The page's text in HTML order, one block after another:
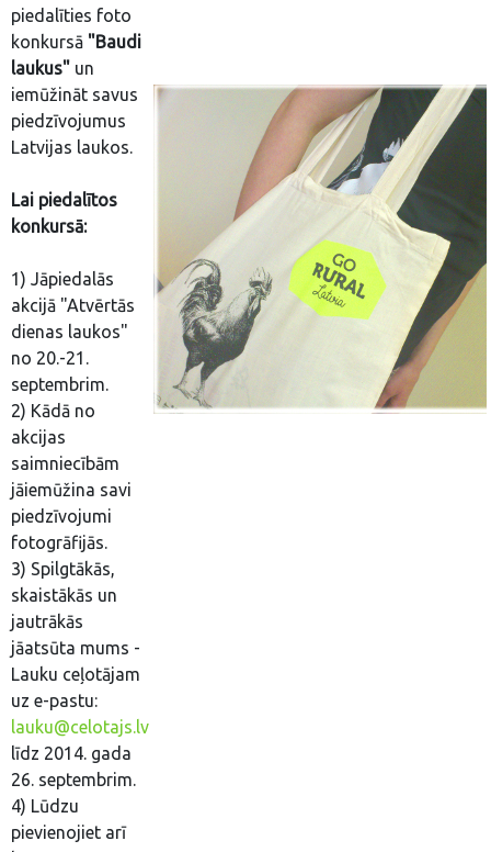
piedalīties foto
konkursā "Baudi
laukus" un
iemūžināt savus
piedzīvojumus
Latvijas laukos.
Lai piedalītos
konkursā:
1) Jāpiedalās
akcijā "Atvērtās
dienas laukos"
no 20.-21.
septembrim.
2) Kādā no
akcijas
saimniecībām
jāiemūžina savi
piedzīvojumi
fotogrāfijās.
3) Spilgtākās,
skaistākās un
jautrākās
jāatsūta mums -
Lauku ceļotājam
uz e-pastu:
lauku@celotajs.lv
līdz 2014. gada
26. septembrim.
4) Lūdzu
pievienojiet arī